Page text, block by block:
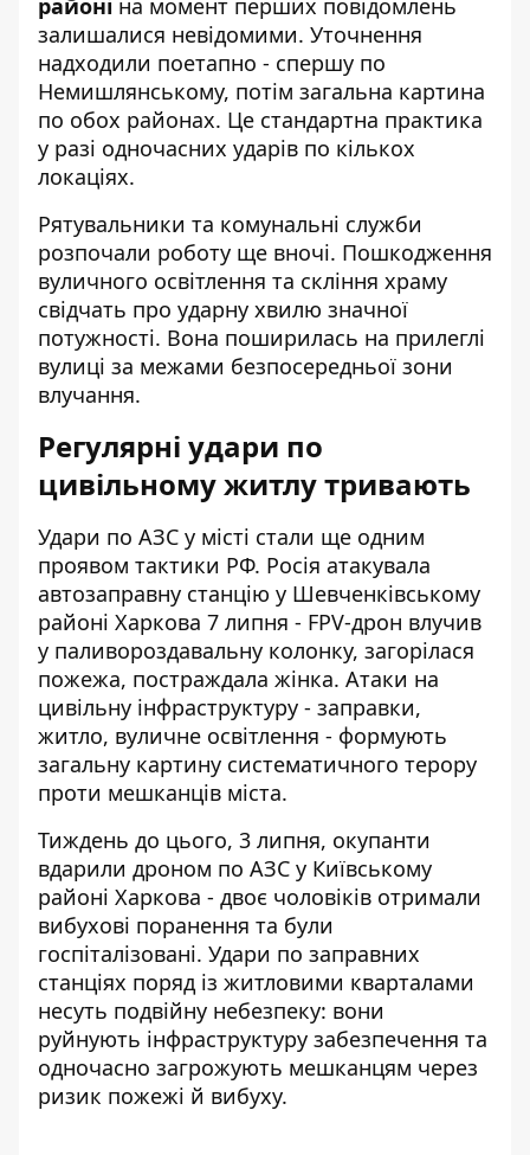
районі на момент перших повідомлень
залишалися невідомими. Уточнення
надходили поетапно - спершу по
Немишлянському, потім загальна картина
по обох районах. Це стандартна практика
у разі одночасних ударів по кількох
локаціях.
Рятувальники та комунальні служби
розпочали роботу ще вночі. Пошкодження
вуличного освітлення та скління храму
свідчать про ударну хвилю значної
потужності. Вона поширилась на прилеглі
вулиці за межами безпосередньої зони
влучання.
Регулярні удари по
цивільному житлу тривають
Удари по АЗС у місті стали ще одним
проявом тактики РФ. Росія атакувала
автозаправну станцію у Шевченківському
районі Харкова 7 липня - FPV-дрон влучив
у паливороздавальну колонку, загорілася
пожежа, постраждала жінка. Атаки на
цивільну інфраструктуру - заправки,
житло, вуличне освітлення - формують
загальну картину систематичного терору
проти мешканців міста.
Тиждень до цього, 3 липня, окупанти
вдарили дроном по АЗС у Київському
районі Харкова - двоє чоловіків отримали
вибухові поранення та були
госпіталізовані. Удари по заправних
станціях поряд із житловими кварталами
несуть подвійну небезпеку: вони
руйнують інфраструктуру забезпечення та
одночасно загрожують мешканцям через
ризик пожежі й вибуху.